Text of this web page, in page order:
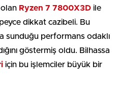
Ryzen 7 7800X3D ile
dikkat cazibeli. Bu
sunduğu performans odaklı
göstermiş oldu. Bilhassa
için bu işlemciler büyük bir